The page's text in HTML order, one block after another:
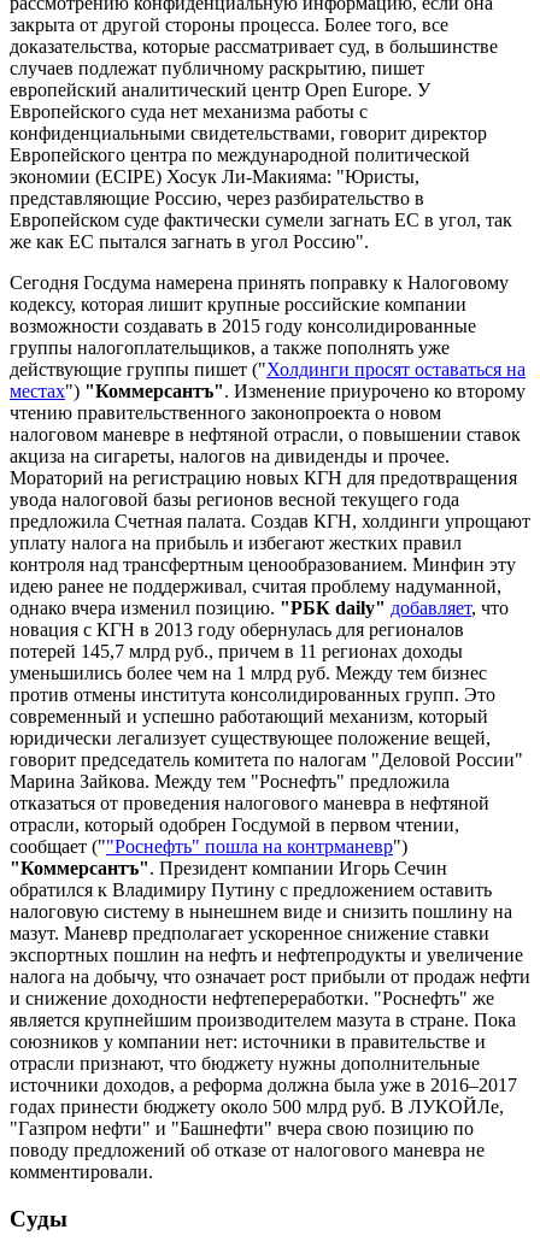
закрыта от другой стороны процесса. Более того, все
доказательства, которые рассматривает суд, в большинстве
случаев подлежат публичному раскрытию, пишет
европейский аналитический центр Open Europe. У
Европейского суда нет механизма работы с
конфиденциальными свидетельствами, говорит директор
Европейского центра по международной политической
экономии (ECIPE) Хосук Ли-Макияма: "Юристы,
представляющие Россию, через разбирательство в
Европейском суде фактически сумели загнать ЕС в угол, так
же как ЕС пытался загнать в угол Россию".
Сегодня Госдума намерена принять поправку к Налоговому
кодексу, которая лишит крупные российские компании
возможности создавать в 2015 году консолидированные
группы налогоплательщиков, а также пополнять уже
действующие группы пишет ("Холдинги просят оставаться на
местах") "Коммерсантъ". Изменение приурочено ко второму
чтению правительственного законопроекта о новом
налоговом маневре в нефтяной отрасли, о повышении ставок
акциза на сигареты, налогов на дивиденды и прочее.
Мораторий на регистрацию новых КГН для предотвращения
увода налоговой базы регионов весной текущего года
предложила Счетная палата. Создав КГН, холдинги упрощают
уплату налога на прибыль и избегают жестких правил
контроля над трансфертным ценообразованием. Минфин эту
идею ранее не поддерживал, считая проблему надуманной,
однако вчера изменил позицию. "РБК daily" добавляет, что
новация с КГН в 2013 году обернулась для регионалов
потерей 145,7 млрд руб., причем в 11 регионах доходы
уменьшились более чем на 1 млрд руб. Между тем бизнес
против отмены института консолидированных групп. Это
современный и успешно работающий механизм, который
юридически легализует существующее положение вещей,
говорит председатель комитета по налогам "Деловой России"
Марина Зайкова. Между тем "Роснефть" предложила
отказаться от проведения налогового маневра в нефтяной
отрасли, который одобрен Госдумой в первом чтении,
сообщает (""Роснефть" пошла на контрманевр")
"Коммерсантъ". Президент компании Игорь Сечин
обратился к Владимиру Путину с предложением оставить
налоговую систему в нынешнем виде и снизить пошлину на
мазут. Маневр предполагает ускоренное снижение ставки
экспортных пошлин на нефть и нефтепродукты и увеличение
налога на добычу, что означает рост прибыли от продаж нефти
и снижение доходности нефтепереработки. "Роснефть" же
является крупнейшим производителем мазута в стране. Пока
союзников у компании нет: источники в правительстве и
отрасли признают, что бюджету нужны дополнительные
источники доходов, а реформа должна была уже в 2016–2017
годах принести бюджету около 500 млрд руб. В ЛУКОЙЛе,
"Газпром нефти" и "Башнефти" вчера свою позицию по
поводу предложений об отказе от налогового маневра не
комментировали.
Суды